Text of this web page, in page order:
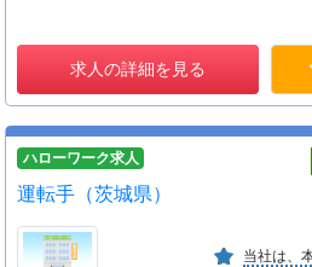
求人の詳細を見る
ハローワーク求人
運転手（茨城県）